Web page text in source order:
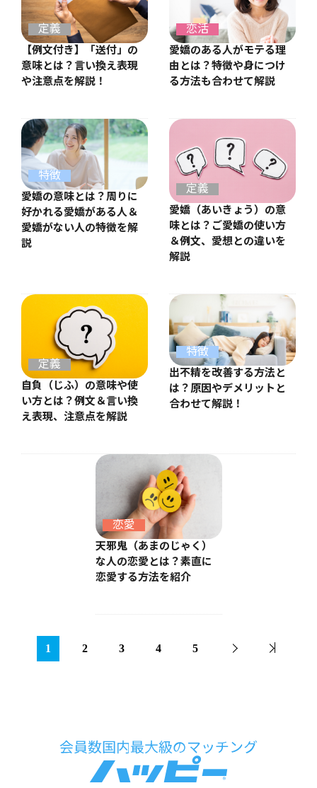
定義
【例文付き】「送付」の
意味とは？言い換え表現
や注意点を解説！
恋活
愛嬌のある人がモテる理
由とは？特徴や身につけ
る方法も合わせて解説
特徴
愛嬌の意味とは？周りに
好かれる愛嬌がある人＆
愛嬌がない人の特徴を解
説
定義
愛嬌（あいきょう）の意
味とは？ご愛嬌の使い方
＆例文、愛想との違いを
解説
定義
自負（じふ）の意味や使
い方とは？例文＆言い換
え表現、注意点を解説
特徴
出不精を改善する方法と
は？原因やデメリットと
合わせて解説！
恋愛
天邪鬼（あまのじゃく）
な人の恋愛とは？素直に
恋愛する方法を紹介
1 2 3 4 5